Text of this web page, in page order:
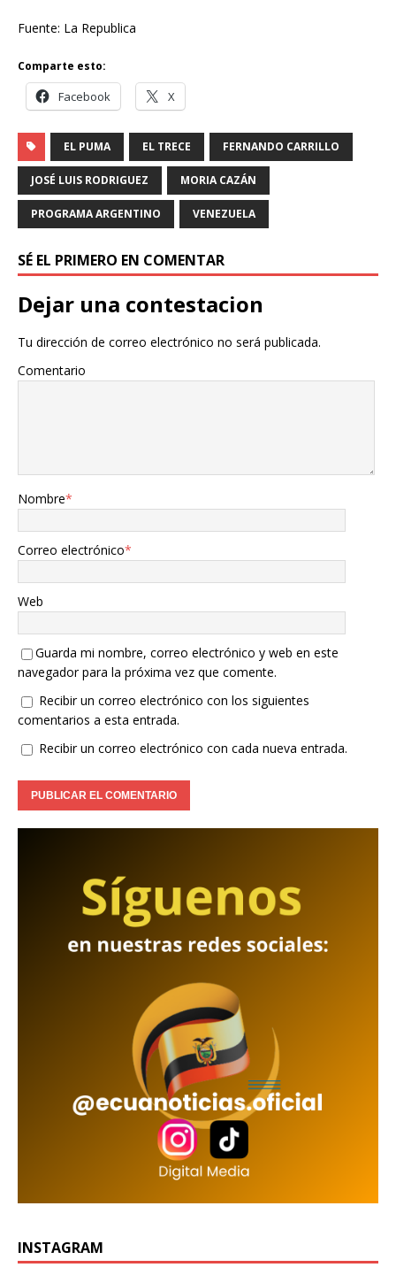
Fuente: La Republica
Comparte esto:
Facebook X
EL PUMA EL TRECE FERNANDO CARRILLO
JOSÉ LUIS RODRIGUEZ MORIA CAZÁN
PROGRAMA ARGENTINO VENEZUELA
SÉ EL PRIMERO EN COMENTAR
Dejar una contestacion
Tu dirección de correo electrónico no será publicada.
Comentario
Nombre*
Correo electrónico*
Web
Guarda mi nombre, correo electrónico y web en este
navegador para la próxima vez que comente.
Recibir un correo electrónico con los siguientes
comentarios a esta entrada.
Recibir un correo electrónico con cada nueva entrada.
INSTAGRAM